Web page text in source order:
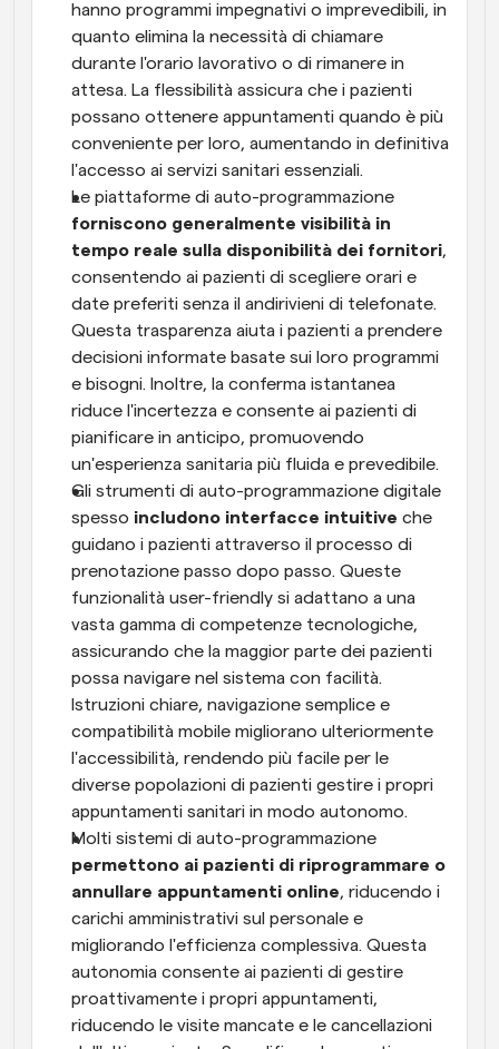
hanno programmi impegnativi o imprevedibili, in
quanto elimina la necessità di chiamare
durante l'orario lavorativo o di rimanere in
attesa. La flessibilità assicura che i pazienti
possano ottenere appuntamenti quando è più
conveniente per loro, aumentando in definitiva
l'accesso ai servizi sanitari essenziali.
forniscono generalmente visibilità in
tempo reale sulla disponibilità dei fornitori,
consentendo ai pazienti di scegliere orari e
date preferiti senza il andirivieni di telefonate.
Questa trasparenza aiuta i pazienti a prendere
decisioni informate basate sui loro programmi
e bisogni. Inoltre, la conferma istantanea
riduce l'incertezza e consente ai pazienti di
pianificare in anticipo, promuovendo
un'esperienza sanitaria più fluida e prevedibile.
Gli strumenti di auto-programmazione digitale
spesso includono interfacce intuitive che
guidano i pazienti attraverso il processo di
prenotazione passo dopo passo. Queste
funzionalità user-friendly si adattano a una
vasta gamma di competenze tecnologiche,
assicurando che la maggior parte dei pazienti
possa navigare nel sistema con facilità.
Istruzioni chiare, navigazione semplice e
compatibilità mobile migliorano ulteriormente
l'accessibilità, rendendo più facile per le
diverse popolazioni di pazienti gestire i propri
appuntamenti sanitari in modo autonomo.
permettono ai pazienti di riprogrammare o
annullare appuntamenti online, riducendo i
carichi amministrativi sul personale e
migliorando l'efficienza complessiva. Questa
autonomia consente ai pazienti di gestire
proattivamente i propri appuntamenti,
riducendo le visite mancate e le cancellazioni